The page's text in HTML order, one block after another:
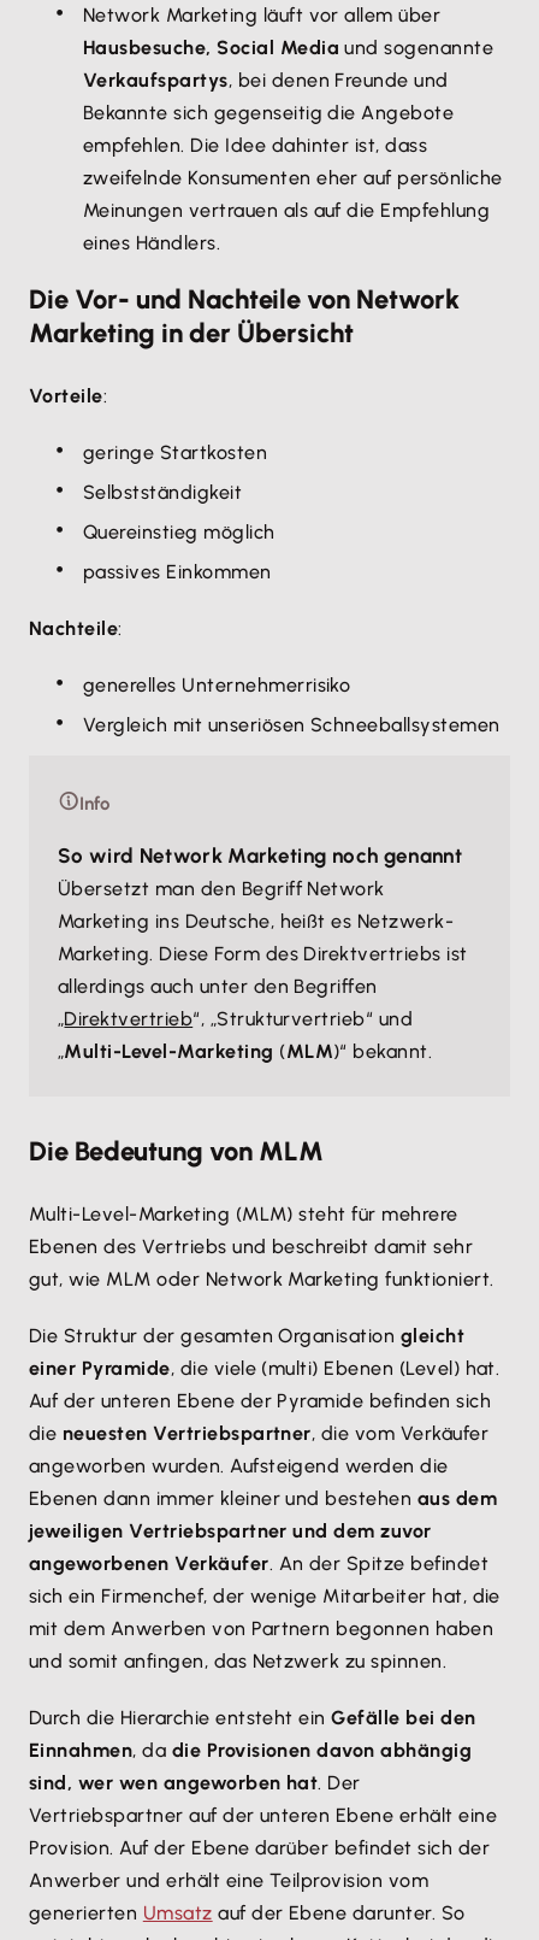
Network Marketing läuft vor allem über
Hausbesuche, Social Mediaund sogenannte
Verkaufspartys, bei denen Freunde und
Bekannte sich gegenseitig die Angebote
empfehlen. Die Idee dahinter ist, dass
zweifelnde Konsumenten eher auf persönliche
Meinungen vertrauen als auf die Empfehlung
eines Händlers.
Die Vor- und Nachteile von Network
Marketing in der Übersicht
Vorteile:
geringe Startkosten
Selbstständigkeit
Quereinstieg möglich
passives Einkommen
Nachteile:
generelles Unternehmerrisiko
Vergleich mit unseriösen Schneeballsystemen
Info
So wird Network Marketing noch genannt
Übersetzt man den Begriff Network
Marketing ins Deutsche, heißt es Netzwerk-
Marketing. Diese Form des Direktvertriebs ist
allerdings auch unter den Begriffen
„Direktvertrieb“, „Strukturvertrieb“ und
„Multi-Level-Marketing (MLM)“ bekannt.
Die Bedeutung von MLM
Multi-Level-Marketing (MLM) steht für mehrere
Ebenen des Vertriebs und beschreibt damit sehr
gut, wie MLM oder Network Marketing funktioniert.
Die Struktur der gesamten Organisation gleicht
einer Pyramide, die viele (multi) Ebenen (Level) hat.
Auf der unteren Ebene der Pyramide befinden sich
die neuesten Vertriebspartner, die vom Verkäufer
angeworben wurden. Aufsteigend werden die
Ebenen dann immer kleiner und bestehen aus dem
jeweiligen Vertriebspartner und dem zuvor
angeworbenen Verkäufer. An der Spitze befindet
sich ein Firmenchef, der wenige Mitarbeiter hat, die
mit dem Anwerben von Partnern begonnen haben
und somit anfingen, das Netzwerk zu spinnen.
Durch die Hierarchie entsteht einGefälle bei den
Einnahmen, da die Provisionen davon abhängig
sind, wer wen angeworben hat. Der
Vertriebspartner auf der unteren Ebene erhält eine
Provision. Auf der Ebene darüber befindet sich der
Anwerber und erhält eine Teilprovision vom
generierten Umsatz auf der Ebene darunter. So